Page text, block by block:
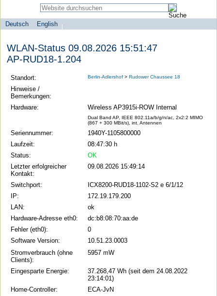
Sprachauswahl
Deutsch
English
search-menu
Universität
zu
Berlin
Computer-
und
WLAN-Status 09.08.2026 15:51:47
AP-RUD18-1.204
Standort: Berlin-Adlershof >Rudower Chaussee 18
Hinweise /
Bemerkungen:
Hardware:
Wireless AP3915i-ROW Internal
Dual Band AP, IEEE 802.11a/b/g/n/ac, 2x2:2 MIMO
(867 + 300 MBit/s), int. Antennen
Seriennummer:
1940Y-1105800000
Laufzeit:
08:47:30 h
Status:
OK
Letzter erfolgreicher
Kontakt:
09.08.2026 15:49:14
Switchport:
ICX8200-RUD18-1102-S2 e 6/1/12
IP:
172.19.179.200
LAN:
ok
Hardware-Adresse eth0:
dc:b8:08:70:aa:de
Fehler (eth0):
0
Software Version:
10.51.23.0003
Stromverbrauch (ohne
Clients):
5957 mW
Eingesparte Energie:
37.268,47 Wh (seit dem 24.08.2022
23:14:01)
Home-Controller:
ECA-JvN